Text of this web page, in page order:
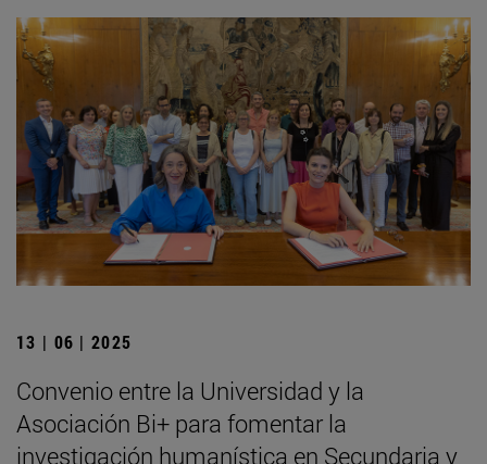
13 | 06 | 2025
Convenio entre la Universidad y la
Asociación Bi+ para fomentar la
investigación humanística en Secundaria y